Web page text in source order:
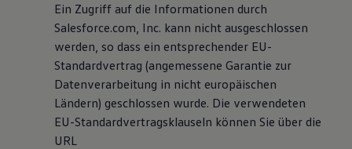
Ein Zugriff auf die Informationen durch
Salesforce.com, Inc. kann nicht ausgeschlossen
werden, so dass ein entsprechender EU-
Standardvertrag (angemessene Garantie zur
Datenverarbeitung in nicht europäischen
Ländern) geschlossen wurde. Die verwendeten
EU-Standardvertragsklauseln können Sie über die
URL